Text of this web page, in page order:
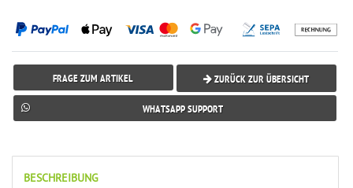
FRAGE ZUM ARTIKEL ZURÜCK ZUR ÜBERSICHT
WHATSAPP SUPPORT
BESCHREIBUNG